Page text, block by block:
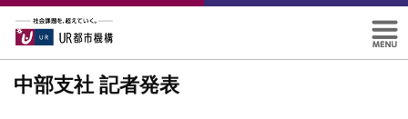
中部支社 記者発表